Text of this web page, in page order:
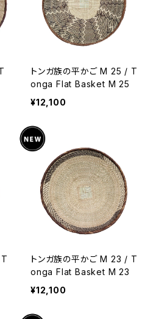
トンガ族の平かご M 25 / T
onga Flat Basket M 25
¥12,100
トンガ族の平かご M 23 / T
onga Flat Basket M 23
¥12,100